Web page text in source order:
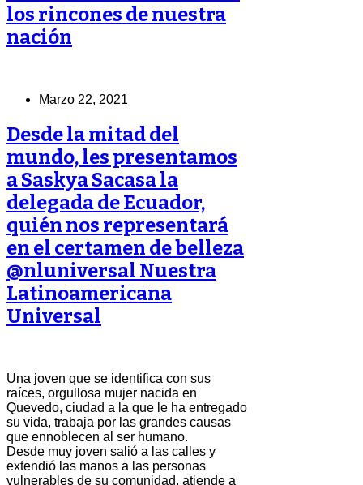
los rincones de nuestra
nación
Marzo 22, 2021
Desde la mitad del
mundo, les presentamos
a Saskya Sacasa la
delegada de Ecuador,
quién nos representará
en el certamen de belleza
@nluniversal Nuestra
Latinoamericana
Universal
Una joven que se identifica con sus
raíces, orgullosa mujer nacida en
Quevedo, ciudad a la que le ha entregado
su vida, trabaja por las grandes causas
que ennoblecen al ser humano.
Desde muy joven salió a las calles y
extendió las manos a las personas
vulnerables de su comunidad, atiende a